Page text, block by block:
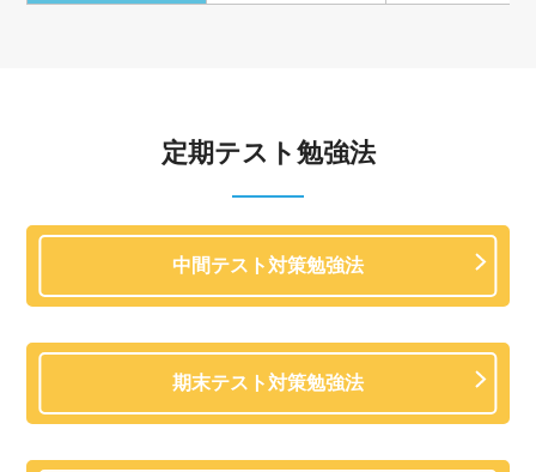
定期テスト勉強法
中間テスト対策勉強法
期末テスト対策勉強法